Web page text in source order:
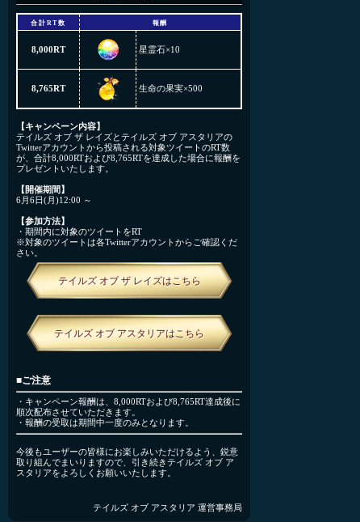
合計RT数 報酬
8,000RT 星霊石×10
8,765RT 生命の果実×500
【キャンペーン内容】
テイルズ オブ ザ レイズとテイルズ オブ アスタリアの
Twitterアカウントから投稿される対象ツイートのRT数
が、合計8,000RTおよび8,765RTを達成した場合に報酬を
プレゼントいたします。
【開催期間】
6月6日(月)12:00 ～
【参加方法】
・期間内に対象のツイートをRT
※対象のツイートは各Twitterアカウントからご確認くだ
さい。
テイルズ オブ ザ レイズはこちら
テイルズ オブ アスタリアはこちら
■ご注意
・キャンペーン報酬は、8,000RTおよび8,765RT達成後に
順次配布させていただきます。
・報酬の受取は期間中一度のみとなります。
今後もユーザーの皆様にお楽しみいただけるよう、鋭意
取り組んでまいりますので、引き続きテイルズ オブ ア
スタリアをよろしくお願いいたします。
テイルズ オブ アスタリア 運営事務局